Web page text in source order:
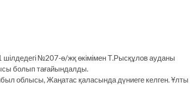
№207-ө/жқ өкімімен Т.Рысқұлов ауданы
болып тағайындалды.
облысы, Жаңа­тас қала­сын­да дү­ние­ге келген. Ұлты